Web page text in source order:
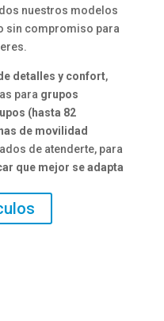
nuestros modelos
sin compromiso para
detalles y confort,
para grupos
(hasta 82
de movilidad
de atenderte, para
que mejor se adapta